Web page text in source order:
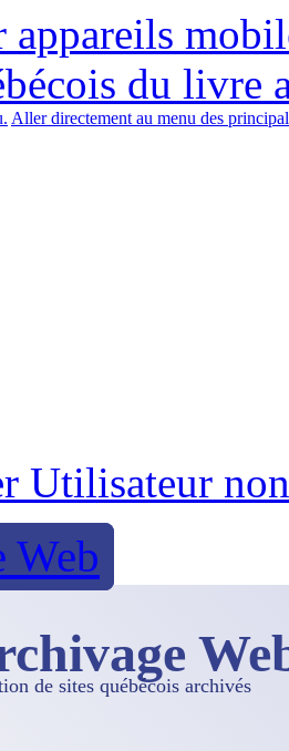
du livre
Aller directement au menu des
Utilisateur
Web
de sites québécois archivés